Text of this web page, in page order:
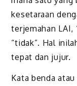
kesetaraan
terjemahan LAI,
“tidak”. Hal
tepat dan jujur.
Kata benda